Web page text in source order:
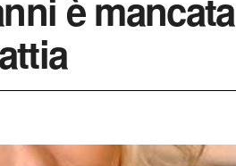
è mancata